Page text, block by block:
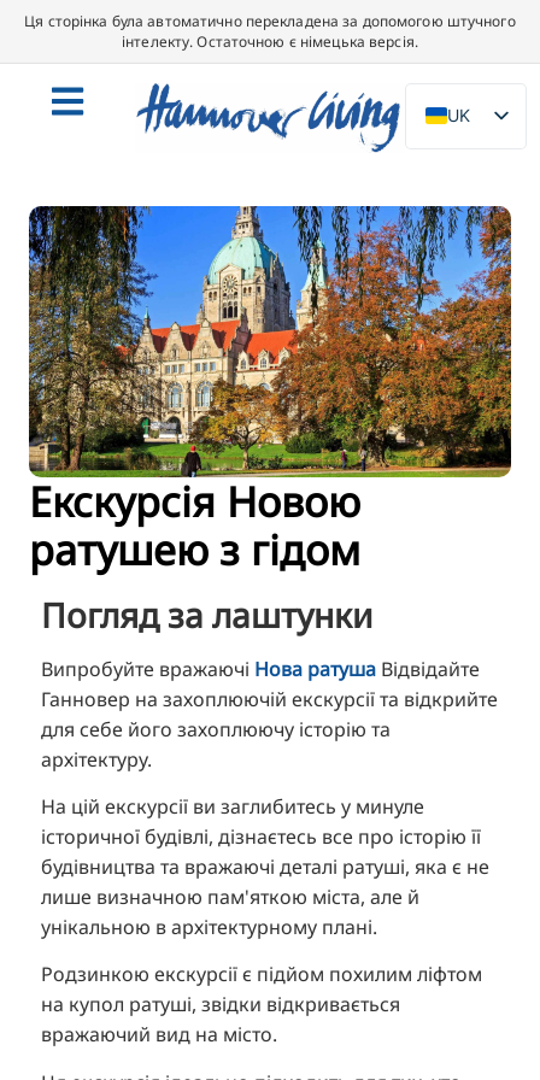
Ця сторінка була автоматично перекладена за допомогою штучного
інтелекту. Остаточною є німецька версія.
UK
DE
NL
PL
ES
IT
DA
SV
FR
ZH
KO
Екскурсія Новою
ратушею з гідом
Погляд за лаштунки
Випробуйте вражаючі Нова ратуша Відвідайте
Ганновер на захоплюючій екскурсії та відкрийте
для себе його захоплюючу історію та
архітектуру.
На цій екскурсії ви заглибитесь у минуле
історичної будівлі, дізнаєтесь все про історію її
будівництва та вражаючі деталі ратуші, яка є не
лише визначною пам'яткою міста, але й
унікальною в архітектурному плані.
Родзинкою екскурсії є підйом похилим ліфтом
на купол ратуші, звідки відкривається
вражаючий вид на місто.